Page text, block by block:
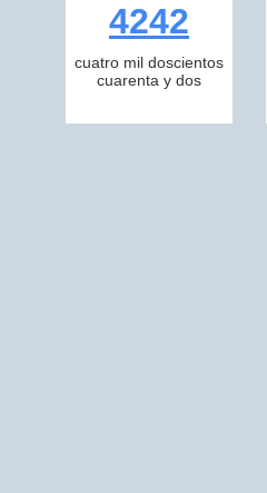
4242
cuatro mil doscientos
cuarenta y dos